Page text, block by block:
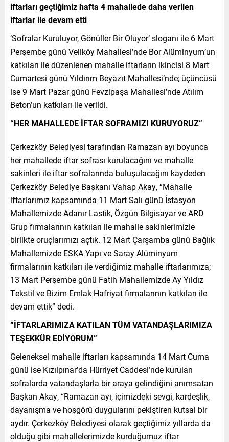
iftarları geçtiğimiz hafta 4 mahallede daha verilen
iftarlar ile devam etti
‘Sofralar Kuruluyor, Gönüller Bir Oluyor’ sloganı ile 6 Mart
Perşembe günü Veliköy Mahallesi’nde Bor Alüminyum’un
katkıları ile düzenlenen mahalle iftarların ikincisi 8 Mart
Cumartesi günü Yıldırım Beyazıt Mahallesi’nde; üçüncüsü
ise 9 Mart Pazar günü Fevzipaşa Mahallesi’nde Atılım
Beton’un katkıları ile verildi.
“HER MAHALLEDE İFTAR SOFRAMIZI KURUYORUZ”
Çerkezköy Belediyesi tarafından Ramazan ayı boyunca
her mahallede iftar sofrası kurulacağını ve mahalle
sakinleri ile iftar sofralarında buluşulacağını kaydeden
Çerkezköy Belediye Başkanı Vahap Akay, “Mahalle
iftarlarımız kapsamında 11 Mart Salı günü İstasyon
Mahallemizde Adanır Lastik, Özgün Bilgisayar ve ARD
Grup firmalarının katkıları ile mahalle sakinlerimizle
birlikte oruçlarımızı açtık. 12 Mart Çarşamba günü Bağlık
Mahallemizde ESKA Yapı ve Saray Alüminyum
firmalarının katkıları ile verdiğimiz mahalle iftarlarımıza;
13 Mart Perşembe günü Fatih Mahallemizde Ay Yıldız
Tekstil ve Bizim Emlak Hafriyat firmalarının katkıları ile
devam ettik” dedi.
“İFTARLARIMIZA KATILAN TÜM VATANDAŞLARIMIZA
TEŞEKKÜR EDİYORUM”
Geleneksel mahalle iftarları kapsamında 14 Mart Cuma
günü ise Kızılpınar’da Hürriyet Caddesi’nde kurulan
sofralarda vatandaşlarla bir araya gelindiğini anımsatan
Başkan Akay, “Ramazan ayı, içimizdeki sevgi, kardeşlik,
dayanışma ve hoşgörü duygularını pekiştiren kutsal bir
aydır. Çerkezköy Belediyesi olarak geçtiğimiz yıllarda da
olduğu gibi mahallelerimizde kurduğumuz iftar